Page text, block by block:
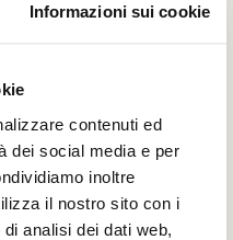
Informazioni sui cookie
contenuti ed
dei social media e per
inoltre
il nostro sito con i
analisi dei dati web,